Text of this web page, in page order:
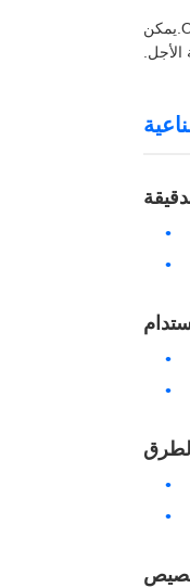
كمصنع محترف للدراجات المقطوعة حسب الطلب ، نحن نقدم فحصاً صارماً للجودة ، وتسليم مستقر وخدمة OEM / ODM.يمكن
الأجل.